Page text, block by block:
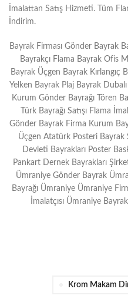
İmalattan Satış Hizmeti. Tüm
İndirim.
Bayrak Firması Gönder Bayrak
Bayrakçı Flama Bayrak Ofis
Bayrak Üçgen Bayrak
Yelken Bayrak Plaj Bayrak
Kurum Gönder Bayrağı Tören
Türk Bayrağı Satışı Flama
Gönder Bayrak Firma Kurum
Üçgen Atatürk Posteri Bayrak
Devleti Bayrakları Poster
Pankart Dernek Bayrakları
Ümraniye Gönder Bayrak
Bayrağı Ümraniye Ümraniye
İmalatçısı Ümraniye
Krom Makam